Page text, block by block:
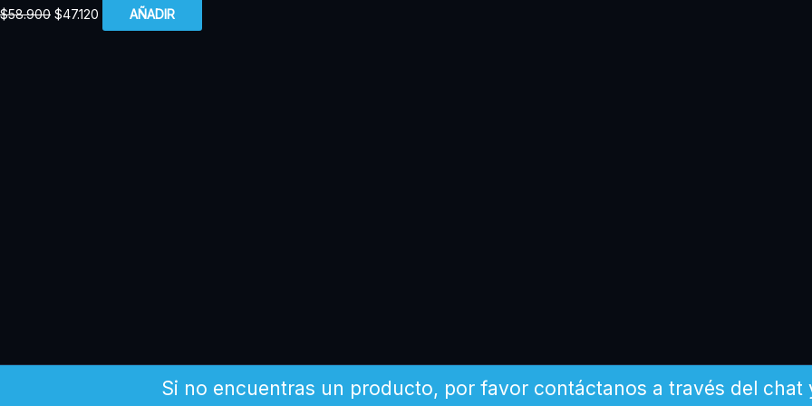
$58.900 $47.120 AÑADIR
Si no encuentras un producto, por favor contáctanos a través del